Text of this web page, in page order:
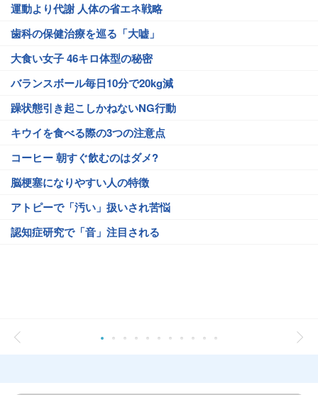
運動より代謝 人体の省エネ戦略
歯科の保健治療を巡る「大嘘」
大食い女子 46キロ体型の秘密
バランスボール毎日10分で20kg減
躁状態引き起こしかねないNG行動
キウイを食べる際の3つの注意点
コーヒー 朝すぐ飲むのはダメ?
脳梗塞になりやすい人の特徴
アトピーで「汚い」扱いされ苦悩
認知症研究で「音」注目される